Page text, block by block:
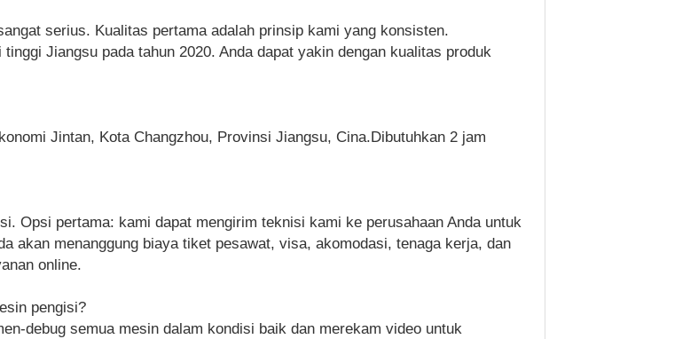
serius. Kualitas pertama adalah prinsip kami yang konsisten.
Jiangsu pada tahun 2020. Anda dapat yakin dengan kualitas produk
Jintan, Kota Changzhou, Provinsi Jiangsu, Cina.Dibutuhkan 2 jam
Opsi pertama: kami dapat mengirim teknisi kami ke perusahaan Anda untuk
akan menanggung biaya tiket pesawat, visa, akomodasi, tenaga kerja, dan
online.
pengisi?
debug semua mesin dalam kondisi baik dan merekam video untuk